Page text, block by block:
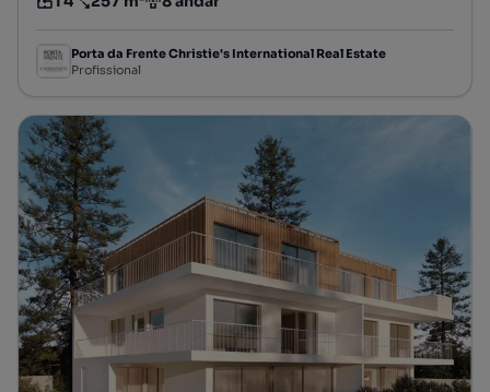
Tipologia
Preço por metro quadrado
Andar
Porta da Frente Christie's International Real Estate
Profissional